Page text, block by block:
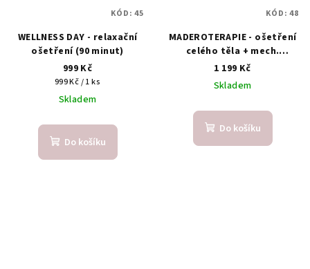
WELLNESS DAY - relaxační
ošetření (90 minut)
999 Kč
Měrná
cena:
999 Kč / 1 ks
Skladem
Do košíku
KÓD:45
MADEROTERAPIE - ošetření
celého těla + mech.
lymfodrenáž (110 minut)
1 199 Kč
Skladem
Do košíku
KÓD:48